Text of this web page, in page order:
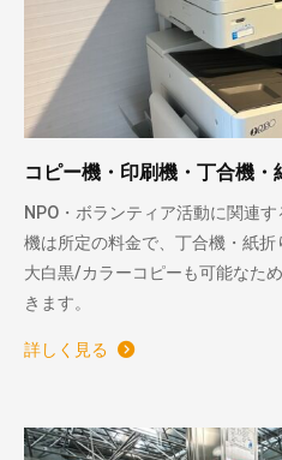
コピー機・印刷機・丁合機
NPO・ボランティア活動に関連
機は所定の料金で、丁合機・紙
大白黒/カラーコピーも可能なた
きます。
詳しく見る